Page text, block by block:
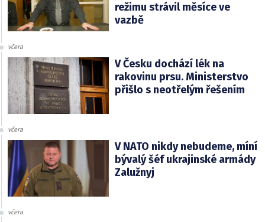
režimu strávil měsíce ve
vazbě
včera
V Česku dochází lék na
rakovinu prsu. Ministerstvo
přišlo s neotřelým řešením
včera
V NATO nikdy nebudeme, míní
bývalý šéf ukrajinské armády
Zalužnyj
včera